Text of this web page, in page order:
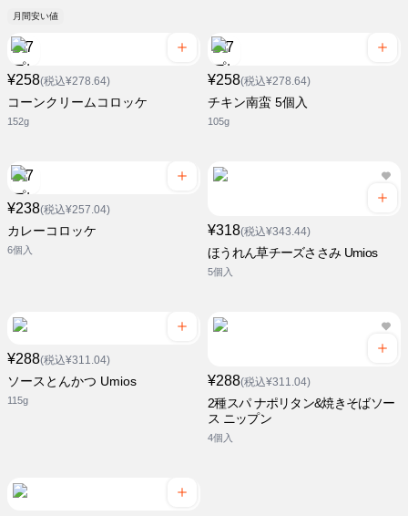
月間安い値
¥258(税込¥278.64)
コーンクリームコロッケ
152g
¥258(税込¥278.64)
チキン南蛮 5個入
105g
¥238(税込¥257.04)
カレーコロッケ
6個入
¥318(税込¥343.44)
ほうれん草チーズささみ Umios
5個入
¥288(税込¥311.04)
ソースとんかつ Umios
115g
¥288(税込¥311.04)
2種スパ ナポリタン&焼きそばソー
ス ニップン
4個入